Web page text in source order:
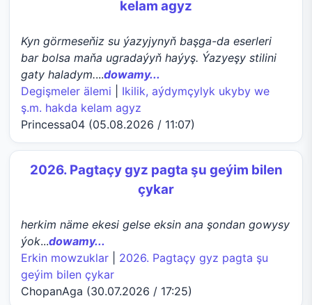
kelam agyz
Kyn görmeseňiz su ýazyjynyň başga-da eserleri
bar bolsa maňa ugradaýyň haýyş. Ýazyeşy stilini
gaty haladym....dowamy...
Degişmeler älemi
Ikilik, aýdymçylyk ukyby we
ş.m. hakda kelam agyz
Princessa04 (05.08.2026 / 11:07)
2026. Pagtaçy gyz pagta şu geýim bilen
çykar
herkim näme ekesi gelse eksin ana şondan gowysy
ýok...dowamy...
Erkin mowzuklar
2026. Pagtaçy gyz pagta şu
geýim bilen çykar
ChopanAga (30.07.2026 / 17:25)